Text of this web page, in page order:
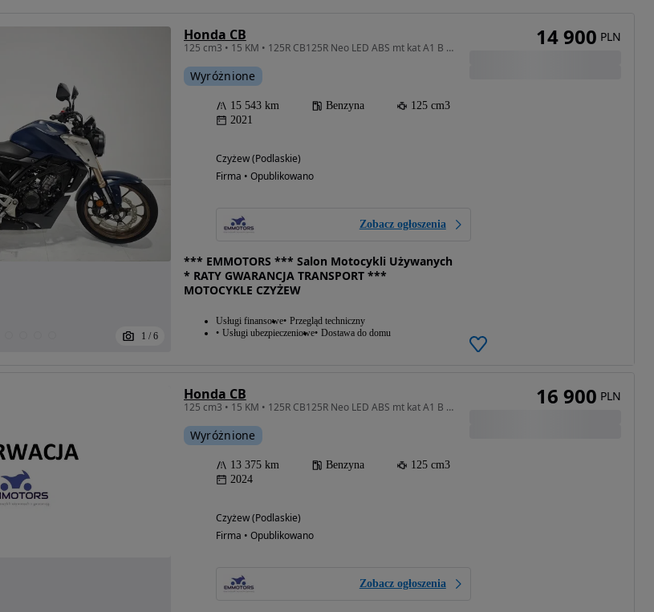
1 / 6
Honda CB
125 cm3 • 15 KM • 125R CB125R Neo LED ABS mt kat A1 B Raty Transport
Wyróżnione
15 543 km Benzyna
125 cm3
2021
Czyżew (Podlaskie)
Firma • Opublikowano
Zobacz ogłoszenia
*** EMMOTORS *** Salon Motocykli Używanych
* RATY GWARANCJA TRANSPORT ***
MOTOCYKLE CZYŻEW
Usługi finansowe Przegląd techniczny
Usługi ubezpieczeniowe Dostawa do domu
14 900 PLN
Honda CB
125 cm3 • 15 KM • 125R CB125R Neo LED ABS mt kat A1 B Raty Transport
Wyróżnione
13 375 km Benzyna
125 cm3
2024
Czyżew (Podlaskie)
Firma • Opublikowano
Zobacz ogłoszenia
16 900 PLN